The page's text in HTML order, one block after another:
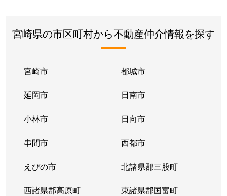
宮崎県の市区町村から不動産仲介情報を探す
宮崎市 都城市
延岡市 日南市
小林市 日向市
串間市 西都市
えびの市 北諸県郡三股町
西諸県郡高原町 東諸県郡国富町